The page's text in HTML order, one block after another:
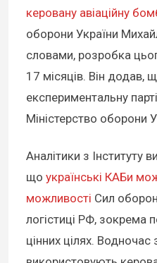
керовану авіаційну
оборони України
словами, розробка
17 місяців. Він додав,
експериментальну
Міністерство оборони
Аналітики з Інституту
що українські КАБи
можливості Сил
логістиці РФ, зокрема
цінних цілях.